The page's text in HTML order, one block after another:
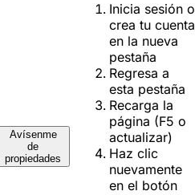
Avísenme
de
propiedades
Inicia sesión o
crea tu cuenta
en la nueva
pestaña
Regresa a
esta pestaña
Recarga la
página (F5 o
actualizar)
Haz clic
nuevamente
en el botón